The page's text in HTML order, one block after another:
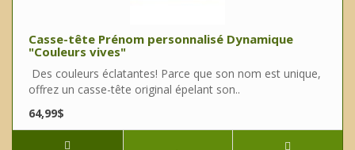
Casse-tête Prénom personnalisé Dynamique
"Couleurs vives"
Des couleurs éclatantes! Parce que son nom est unique,
offrez un casse-tête original épelant son..
64,99$